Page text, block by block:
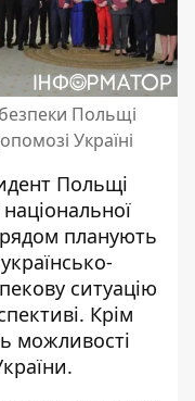
Польщі
Україні
Польщі
планують
ситуацію
Крім
можливості